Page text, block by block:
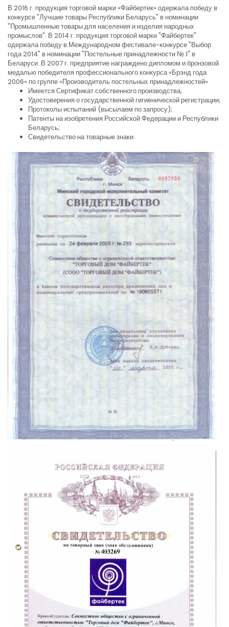
В 2016 г. продукция торговой марки «Файбертек» одержала победу в
конкурсе "Лучшие товары Республики Беларусь" в номинации
"Промышленные товары для населения и изделия народных
промыслов". В 2014 г. продукция торговой марки "Файбертек"
одержала победу в Международном фестивале-конкурсе "Выбор
года 2014" в номинации "Постельные принадлежности № 1" в
Беларуси. В 2007 г. предприятие награждено дипломом и бронзовой
медалью победителя профессионального конкурса «Брэнд года
2006» по группе «Производитель постельных принадлежностей»
Имеется Сертификат собственного производства;
Удостоверения о государственной гигиенической регистрации;
Протоколы испытаний (высылаем по запросу);
Патенты на изобретения Российской Федерации и Республики
Беларусь;
Свидетельство на товарные знаки.